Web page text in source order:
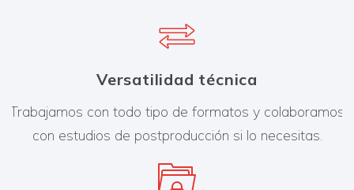
Versatilidad técnica
Trabajamos con todo tipo de formatos y colaboramos
con estudios de postproducción si lo necesitas.